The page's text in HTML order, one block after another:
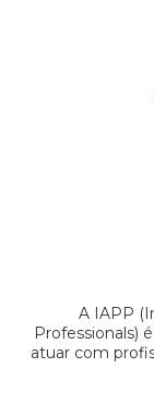
A IAPP
Professionals)
atuar com